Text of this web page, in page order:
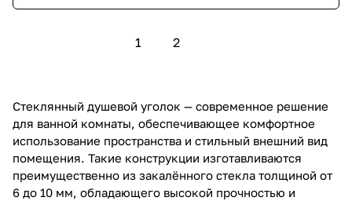
1 2
Стеклянный душевой уголок — современное решение
для ванной комнаты, обеспечивающее комфортное
использование пространства и стильный внешний вид
помещения. Такие конструкции изготавливаются
преимущественно из закалённого стекла толщиной от
6 до 10 мм, обладающего высокой прочностью и